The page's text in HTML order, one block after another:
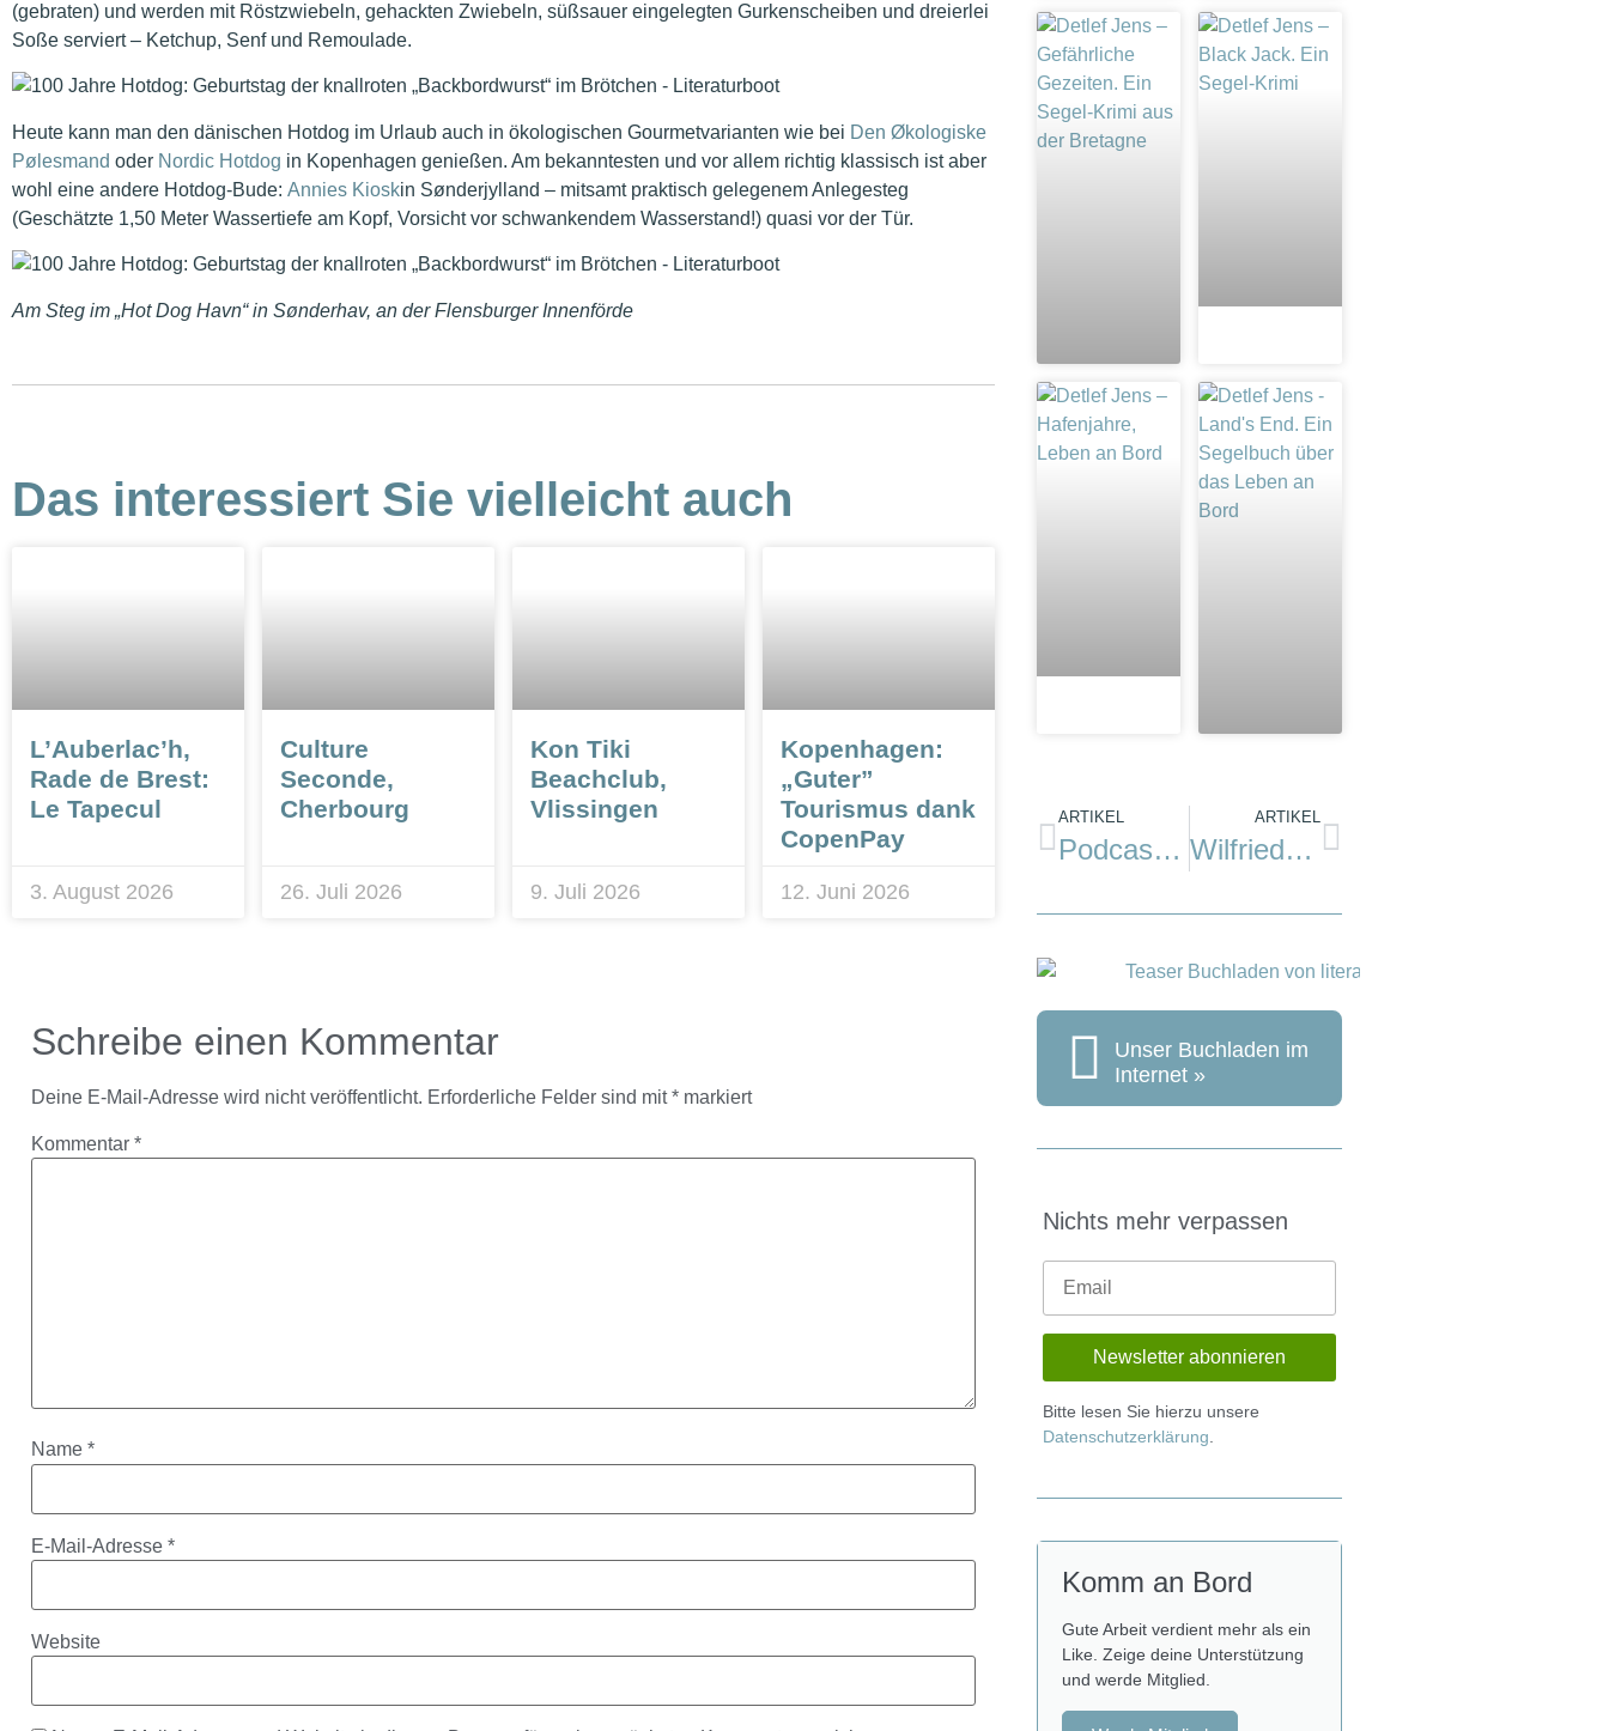
(gebraten) und werden mit Röstzwiebeln, gehackten Zwiebeln, süßsauer eingelegten Gurkenscheiben und dreierlei
Soße serviert – Ketchup, Senf und Remoulade.
Heute kann man den dänischen Hotdog im Urlaub auch in ökologischen Gourmetvarianten wie bei Den Økologiske
Pølesmand oder Nordic Hotdog in Kopenhagen genießen. Am bekanntesten und vor allem richtig klassisch ist aber
wohl eine andere Hotdog-Bude: Annies Kioskin Sønderjylland – mitsamt praktisch gelegenem Anlegesteg
(Geschätzte 1,50 Meter Wassertiefe am Kopf, Vorsicht vor schwankendem Wasserstand!) quasi vor der Tür.
Am Steg im „Hot Dog Havn“ in Sønderhav, an der Flensburger Innenförde
Das interessiert Sie vielleicht auch
L’Auberlac’h,
Rade de Brest:
Le Tapecul
3. August 2026
Culture
Seconde,
Cherbourg
26. Juli 2026
Kon Tiki
Beachclub,
Vlissingen
9. Juli 2026
Kopenhagen:
„Guter”
Tourismus dank
CopenPay
12. Juni 2026
Schreibe einen Kommentar
Deine E-Mail-Adresse wird nicht veröffentlicht. Erforderliche Felder sind mit* markiert
Kommentar *
Name *
E-Mail-Adresse *
Website
ARTIKEL
Podcast: Ein Leben auf dem Segelboot
ARTIKEL
Wilfried Erdmann: Ich bin auf See
Unser Buchladen im
Internet »
Nichts mehr verpassen
Bitte lesen Sie hierzu unsere
Datenschutzerklärung
Komm an Bord
Gute Arbeit verdient mehr als ein
Like. Zeige deine Unterstützung
und werde Mitglied.